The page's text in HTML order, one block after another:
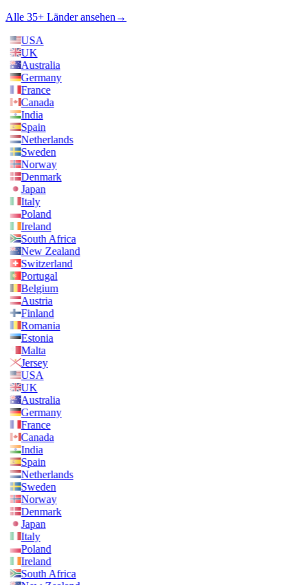
Alle 35+ Länder ansehen →
USA
UK
Australia
Germany
France
Canada
India
Spain
Netherlands
Sweden
Norway
Denmark
Japan
Italy
Poland
Ireland
South Africa
New Zealand
Switzerland
Portugal
Belgium
Austria
Finland
Romania
Estonia
Malta
Jersey
USA
UK
Australia
Germany
France
Canada
India
Spain
Netherlands
Sweden
Norway
Denmark
Japan
Italy
Poland
Ireland
South Africa